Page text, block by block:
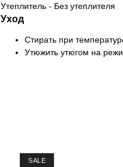
Утеплитель - Без утеплителя
Уход
Стирать при
Утюжить утюгом на
SALE